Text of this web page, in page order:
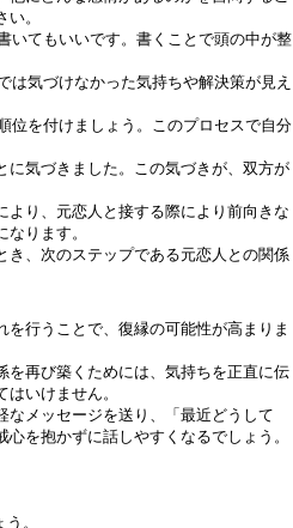
。
いてもいいです。書くことで頭の中が整
気づけなかった気持ちや解決策が見え
位を付けましょう。このプロセスで自分
に気づきました。この気づきが、双方が
り、元恋人と接する際により前向きな
ります。
き、次のステップである元恋人との関係
行うことで、復縁の可能性が高まりま
を再び築くためには、気持ちを正直に伝
いけません。
メッセージを送り、「最近どうして
を抱かずに話しやすくなるでしょう。
。